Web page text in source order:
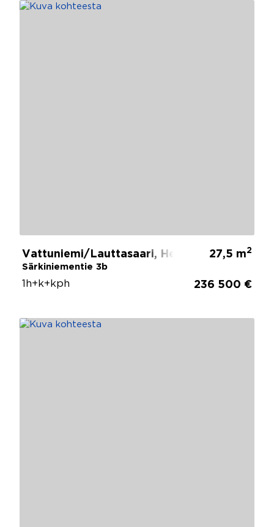
Vattuniemi/Lauttasaari, Helsinki
Särkiniementie 3b
27,5 m2
1h+k+kph 236 500 €